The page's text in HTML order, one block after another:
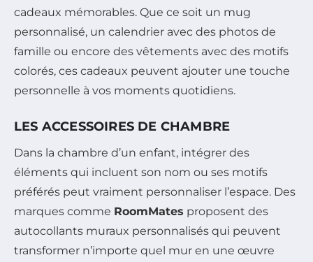
cadeaux mémorables. Que ce soit un mug
personnalisé, un calendrier avec des photos de
famille ou encore des vêtements avec des motifs
colorés, ces cadeaux peuvent ajouter une touche
personnelle à vos moments quotidiens.
LES ACCESSOIRES DE CHAMBRE
Dans la chambre d’un enfant, intégrer des
éléments qui incluent son nom ou ses motifs
préférés peut vraiment personnaliser l’espace. Des
marques comme RoomMates proposent des
autocollants muraux personnalisés qui peuvent
transformer n’importe quel mur en une œuvre